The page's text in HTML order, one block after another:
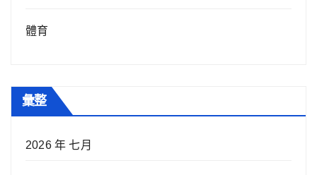
體育
彙整
2026 年 七月